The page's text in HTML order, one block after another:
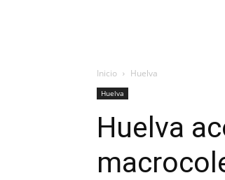
Inicio Huelva
Huelva
Huelva